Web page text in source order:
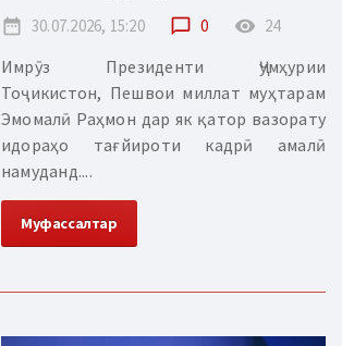
date_range 30.07.2026, 15:20 chat_bubble_outline 0 remove_red_eye 24
Имрӯз Президенти Ҷумҳурии
Тоҷикистон, Пешвои миллат муҳтарам
Эмомалӣ Раҳмон дар як қатор вазорату
идораҳо тағйироти кадрӣ амалӣ
намуданд....
Муфассалтар